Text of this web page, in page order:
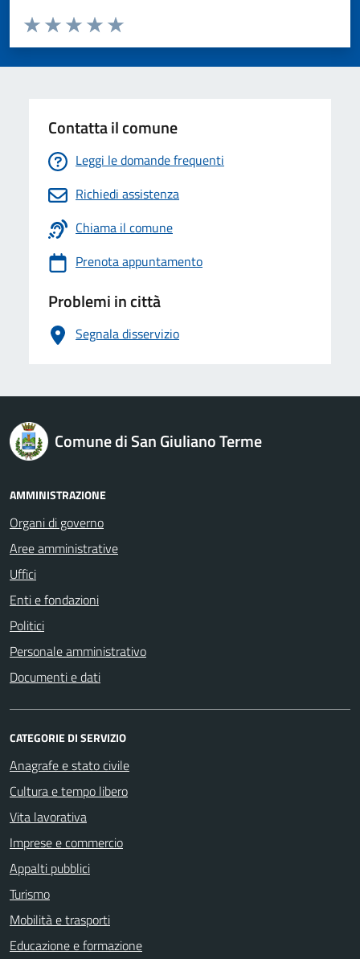
Valuta da 1 a 5 stelle la pagina
Valuta 5 stelle su 5
Valuta 4 stelle su 5
Valuta 3 stelle su 5
Valuta 2 stelle su 5
Valuta 1 stelle su 5
Contatta il comune
Leggi le domande frequenti
Richiedi assistenza
Chiama il comune
Prenota appuntamento
Problemi in città
Segnala disservizio
logo Unione Europea
Comune di San Giuliano Terme
AMMINISTRAZIONE
Organi di governo
Aree amministrative
Uffici
Enti e fondazioni
Politici
Personale amministrativo
Documenti e dati
CATEGORIE DI SERVIZIO
Anagrafe e stato civile
Cultura e tempo libero
Vita lavorativa
Imprese e commercio
Appalti pubblici
Turismo
Mobilità e trasporti
Educazione e formazione